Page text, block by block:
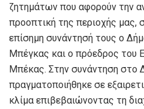
ζητημάτων που αφορούν την
προοπτική της περιοχής
επίσημη συνάντησή τους ο
Μπέγκας και ο πρόεδρος του
Μπέκας. Στην συνάντηση στο
πραγματοποιήθηκε σε
κλίμα επιβεβαιώνοντας τη